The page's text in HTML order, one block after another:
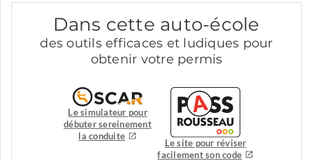
Dans cette auto-école
des outils efficaces et ludiques pour
obtenir votre permis
Le simulateur pour
débuter sereinement
la conduite
Le site pour réviser
facilement son code